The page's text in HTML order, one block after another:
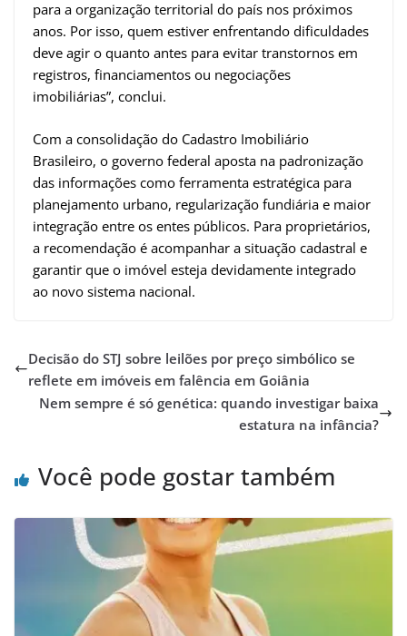
para a organização territorial do país nos próximos
anos. Por isso, quem estiver enfrentando dificuldades
deve agir o quanto antes para evitar transtornos em
registros, financiamentos ou negociações
imobiliárias”, conclui.
Com a consolidação do Cadastro Imobiliário
Brasileiro, o governo federal aposta na padronização
das informações como ferramenta estratégica para
planejamento urbano, regularização fundiária e maior
integração entre os entes públicos. Para proprietários,
a recomendação é acompanhar a situação cadastral e
garantir que o imóvel esteja devidamente integrado
ao novo sistema nacional.
Decisão do STJ sobre leilões por preço simbólico se
reflete em imóveis em falência em Goiânia
Nem sempre é só genética: quando investigar baixa
estatura na infância?
Você pode gostar também